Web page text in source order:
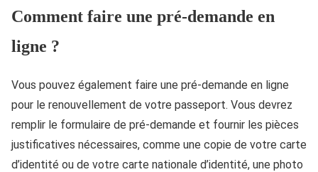
Comment faire une pré-demande en
ligne ?
Vous pouvez également faire une pré-demande en ligne
pour le renouvellement de votre passeport. Vous devrez
remplir le formulaire de pré-demande et fournir les pièces
justificatives nécessaires, comme une copie de votre carte
d’identité ou de votre carte nationale d’identité, une photo